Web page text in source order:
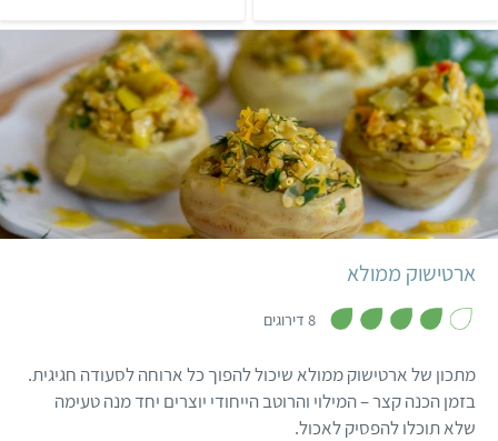
אותו בליווי אורז או צ'פאטי
(פיתה הודית).
בינוני 45 דקות 8-10 מנות
ארטישוק ממולא
8 דירוגים
ך
5
מתכון של ארטישוק ממולא שיכול להפוך כל ארוחה לסעודה חגיגית.
בזמן הכנה קצר – המילוי והרוטב הייחודי יוצרים יחד מנה טעימה
שלא תוכלו להפסיק לאכול.